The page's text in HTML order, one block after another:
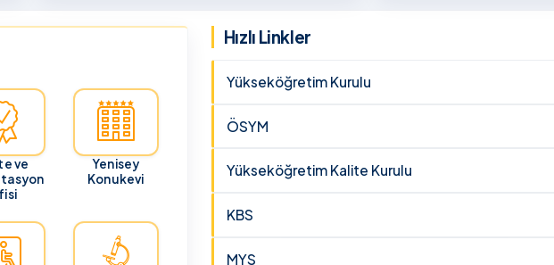
ve
ve
Yenisey
Konukevi
Hızlı Linkler
Yükseköğretim Kurulu
ÖSYM
Yükseköğretim Kalite Kurulu
KBS
MYS